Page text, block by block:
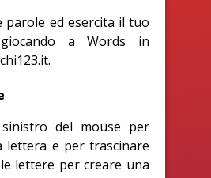
parole ed esercita il tuo
a Words in
del mouse per
lettera e per trascinare
lettere per creare una